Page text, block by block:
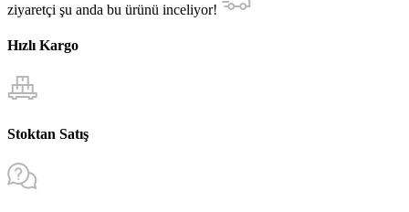
ziyaretçi şu anda bu ürünü inceliyor!
Hızlı Kargo
Stoktan Satış